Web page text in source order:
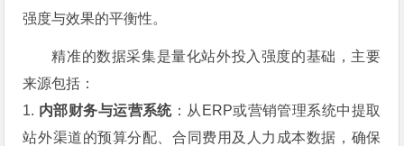
强度与效果的平衡性。
精准的数据采集是量化站外投入强度的基础，主要
来源包括：
1. 内部财务与运营系统：从ERP或营销管理系统中提取
站外渠道的预算分配、合同费用及人力成本数据，确保